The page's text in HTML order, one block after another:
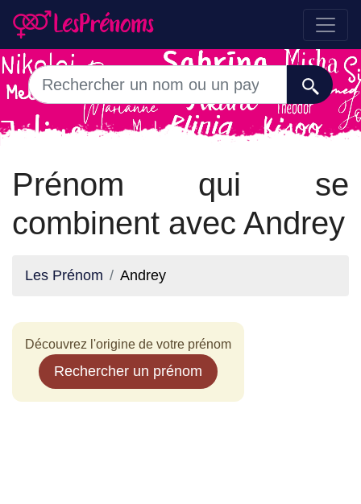
Prénom qui se
combinent avec Andrey
Les Prénom Andrey
Découvrez l'origine de votre prénom
Rechercher un prénom